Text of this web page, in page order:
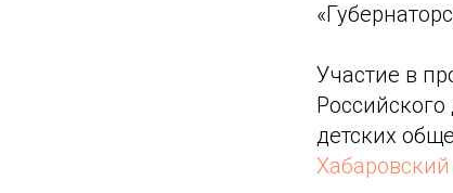
Участие в
детских